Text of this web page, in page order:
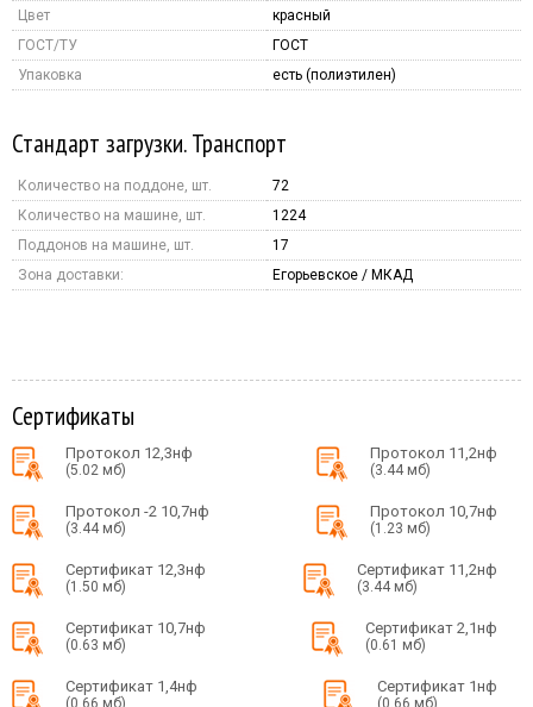
Цвет
красный
ГОСТ/ТУ
ГОСТ
Упаковка
есть (полиэтилен)
Стандарт загрузки. Транспорт
Количество на поддоне, шт.
72
Количество на машине, шт.
1224
Поддонов на машине, шт.
17
Зона доставки:
Егорьевское / МКАД
Сертификаты
Протокол 12,3нф
(5.02 мб)
Протокол 11,2нф
(3.44 мб)
Протокол -2 10,7нф
(3.44 мб)
Протокол 10,7нф
(1.23 мб)
Сертификат 12,3нф
(1.50 мб)
Сертификат 11,2нф
(3.44 мб)
Сертификат 10,7нф
(0.63 мб)
Сертификат 2,1нф
(0.61 мб)
Сертификат 1,4нф
(0.66 мб)
Сертификат 1нф
(0.66 мб)